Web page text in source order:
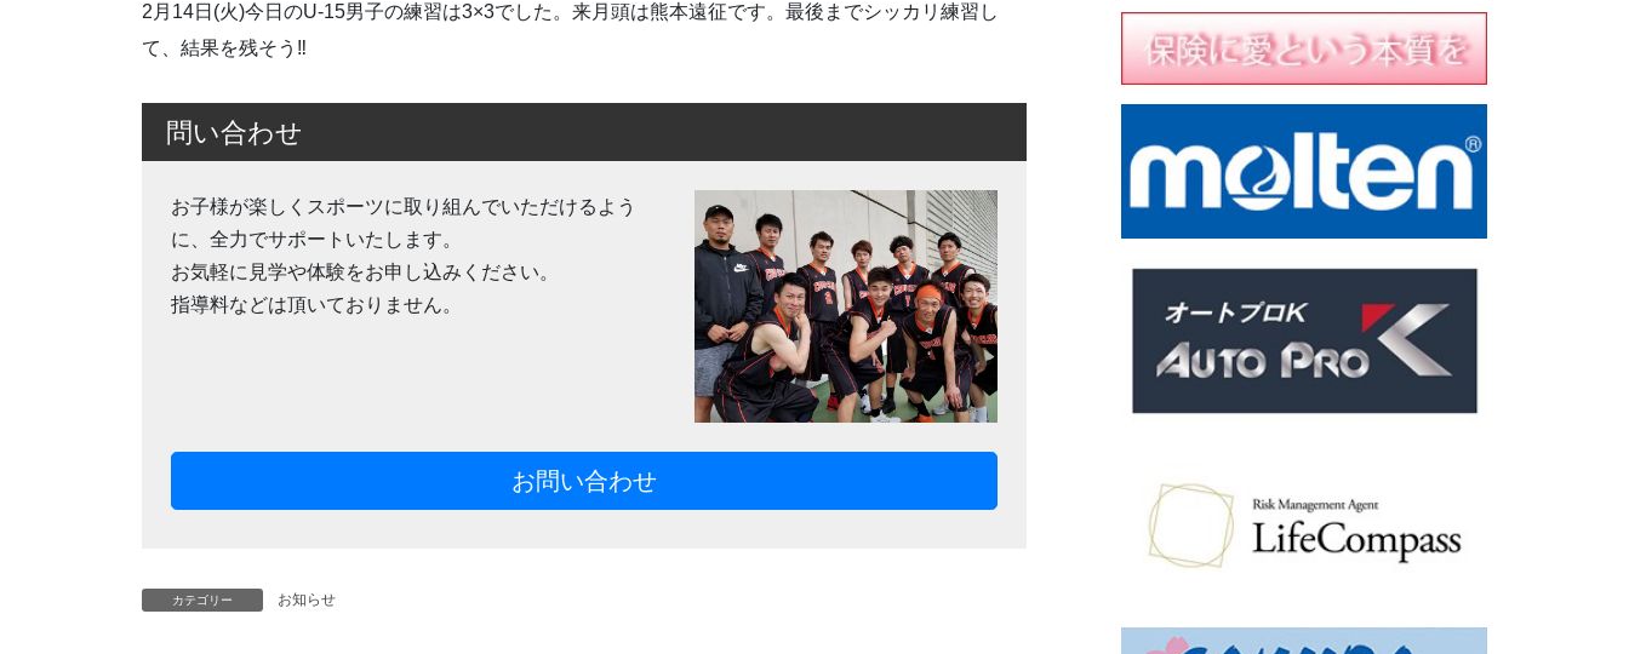
2月14日(火)今日のU-15男子の練習は3×3でした。来月頭は熊本遠征です。最後までシッカリ練習し
て、結果を残そう‼️
問い合わせ
お子様が楽しくスポーツに取り組んでいただけるよう
に、全力でサポートいたします。
お気軽に見学や体験をお申し込みください。
指導料などは頂いておりません。
お問い合わせ
カテゴリー お知らせ